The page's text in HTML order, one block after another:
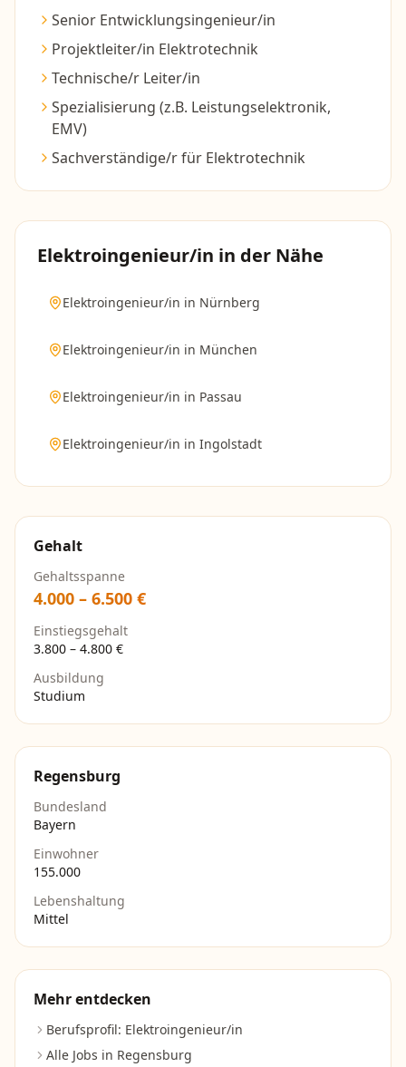
Senior Entwicklungsingenieur/in
Projektleiter/in Elektrotechnik
Technische/r Leiter/in
Spezialisierung (z.B. Leistungselektronik,
EMV)
Sachverständige/r für Elektrotechnik
Elektroingenieur/in in der Nähe
Elektroingenieur/in in Nürnberg
Elektroingenieur/in in München
Elektroingenieur/in in Passau
Elektroingenieur/in in Ingolstadt
Gehalt
Gehaltsspanne
4.000 – 6.500 €
Einstiegsgehalt
3.800 – 4.800 €
Ausbildung
Studium
Regensburg
Bundesland
Bayern
Einwohner
155.000
Lebenshaltung
Mittel
Mehr entdecken
Berufsprofil: Elektroingenieur/in
Alle Jobs in Regensburg